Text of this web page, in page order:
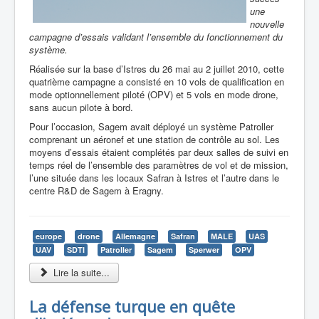
une
nouvelle
campagne d’essais validant l’ensemble du fonctionnement du
système.
Réalisée sur la base d’Istres du 26 mai au 2 juillet 2010, cette
quatrième campagne a consisté en 10 vols de qualification en
mode optionnellement piloté (OPV) et 5 vols en mode drone,
sans aucun pilote à bord.
Pour l’occasion, Sagem avait déployé un système Patroller
comprenant un aéronef et une station de contrôle au sol. Les
moyens d’essais étaient complétés par deux salles de suivi en
temps réel de l’ensemble des paramètres de vol et de mission,
l’une située dans les locaux Safran à Istres et l’autre dans le
centre R&D de Sagem à Eragny.
europe drone Allemagne Safran MALE
UAS
UAV
SDTI Patroller Sagem Sperwer OPV
Lire la suite...
La défense turque en quête